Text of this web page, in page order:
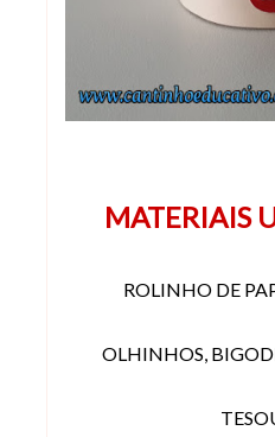
MATERIAIS
ROLINHO DE
OLHINHOS,